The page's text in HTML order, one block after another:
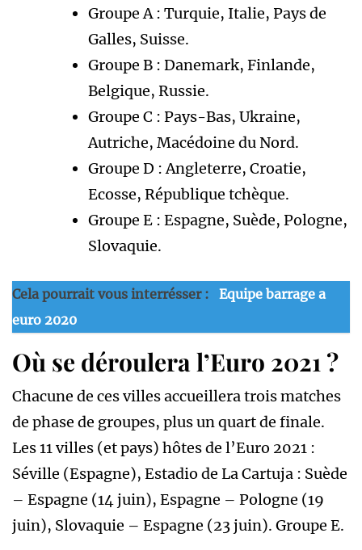
Groupe A : Turquie, Italie, Pays de
Galles, Suisse.
Groupe B : Danemark, Finlande,
Belgique, Russie.
Groupe C : Pays-Bas, Ukraine,
Autriche, Macédoine du Nord.
Groupe D : Angleterre, Croatie,
Ecosse, République tchèque.
Groupe E : Espagne, Suède, Pologne,
Slovaquie.
Cela pourrait vous interrésser :
Equipe barrage a
euro 2020
Où se déroulera l’Euro 2021 ?
Chacune de ces villes accueillera trois matches
de phase de groupes, plus un quart de finale.
Les 11 villes (et pays) hôtes de l’Euro 2021 :
Séville (Espagne), Estadio de La Cartuja : Suède
– Espagne (14 juin), Espagne – Pologne (19
juin), Slovaquie – Espagne (23 juin). Groupe E.